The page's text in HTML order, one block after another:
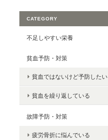
CATEGORY
不足しやすい栄養
貧血予防・対策
貧血ではないけど予防したい
貧血を繰り返している
故障予防・対策
疲労骨折に悩んでいる